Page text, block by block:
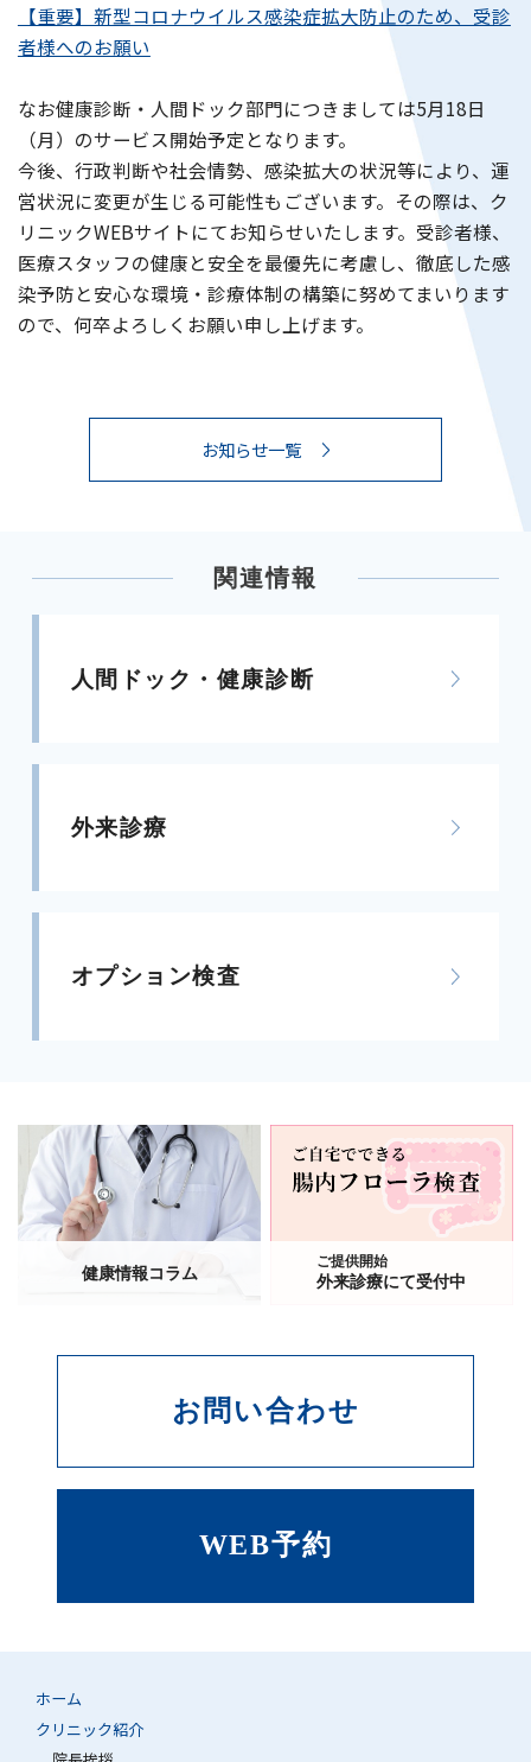
お問い合わせ WEB予約
【重要】新型コロナウイルス感染症拡大防止のため、受診
者様へのお願い
なお健康診断・人間ドック部門につきましては5月18日
（月）のサービス開始予定となります。
今後、行政判断や社会情勢、感染拡大の状況等により、運
営状況に変更が生じる可能性もございます。その際は、ク
リニックWEBサイトにてお知らせいたします。受診者様、
医療スタッフの健康と安全を最優先に考慮し、徹底した感
染予防と安心な環境・診療体制の構築に努めてまいります
ので、何卒よろしくお願い申し上げます。
お知らせ一覧
関連情報
人間ドック・健康診断
外来診療
オプション検査
健康情報コラム
ご提供開始
外来診療にて受付中
お問い合わせ
WEB予約
ホーム
クリニック紹介